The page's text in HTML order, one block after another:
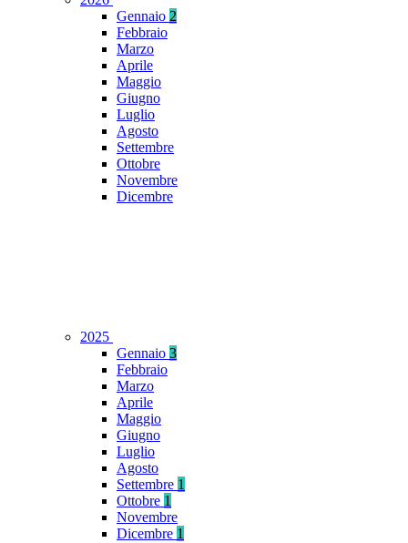
Gennaio 2
Febbraio
Marzo
Aprile
Maggio
Giugno
Luglio
Agosto
Settembre
Ottobre
Novembre
Dicembre
2025
Gennaio 3
Febbraio
Marzo
Aprile
Maggio
Giugno
Luglio
Agosto
Settembre 1
Ottobre 1
Novembre
Dicembre 1